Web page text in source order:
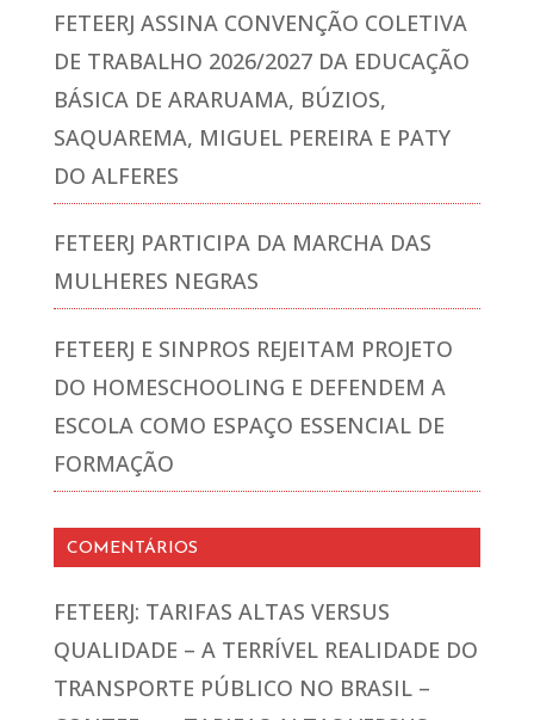
FETEERJ ASSINA CONVENÇÃO COLETIVA
DE TRABALHO 2026/2027 DA EDUCAÇÃO
BÁSICA DE ARARUAMA, BÚZIOS,
SAQUAREMA, MIGUEL PEREIRA E PATY
DO ALFERES
FETEERJ PARTICIPA DA MARCHA DAS
MULHERES NEGRAS
FETEERJ E SINPROS REJEITAM PROJETO
DO HOMESCHOOLING E DEFENDEM A
ESCOLA COMO ESPAÇO ESSENCIAL DE
FORMAÇÃO
COMENTÁRIOS
FETEERJ: TARIFAS ALTAS VERSUS
QUALIDADE – A TERRÍVEL REALIDADE DO
TRANSPORTE PÚBLICO NO BRASIL –